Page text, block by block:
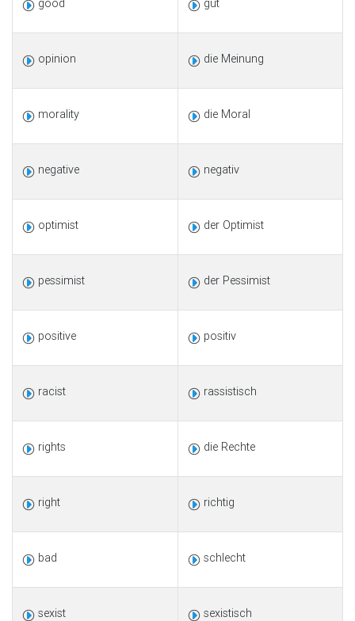
good gut
opinion die Meinung
morality die Moral
negative negativ
optimist der Optimist
pessimist der Pessimist
positive positiv
racist rassistisch
rights die Rechte
right richtig
bad schlecht
sexist sexistisch